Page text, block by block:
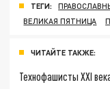
ТЕГИ:
ВЕЛИКАЯ ПЯТНИЦА
ЧИТАЙТЕ ТАКЖЕ:
Технофашисты XXI